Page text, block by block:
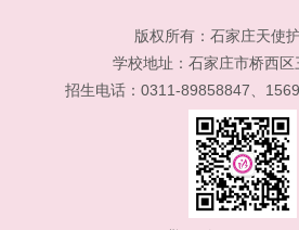
版权所有： 石家庄天使
学校地址：石家庄市桥西
招生电话：0311-89858847、